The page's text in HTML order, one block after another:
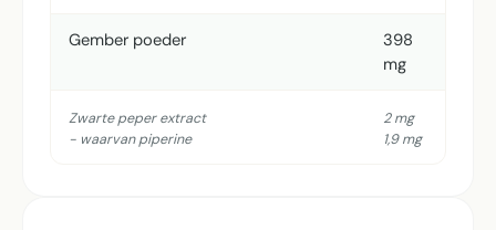
Gember poeder
398
mg
Zwarte peper extract
- waarvan piperine
2 mg
1,9 mg